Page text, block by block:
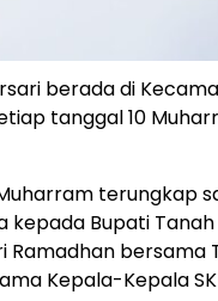
berada di
tanggal 10
terungkap
Bupati
Ramadhan bersama
Kepala-Kepala